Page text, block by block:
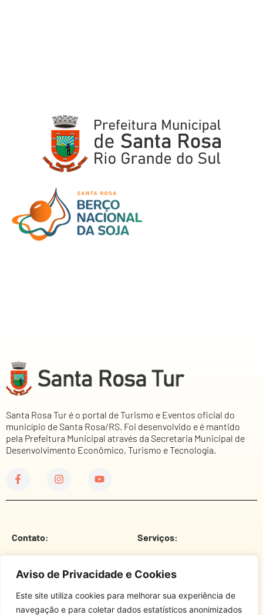
Aviso de Privacidade e Cookies
Este site utiliza cookies para melhorar sua experiência de
navegação e para coletar dados estatísticos anonimizados
Santa Rosa Tur é o portal de Turismo e Eventos oficial do
município de Santa Rosa/RS. Foi desenvolvido e é mantido
pela Prefeitura Municipal através da Secretaria Municipal de
Desenvolvimento Econômico, Turismo e Tecnologia.
Contato:
E-Mail
Serviços:
Câmara De Vereadores
Corpo De Bombeiros